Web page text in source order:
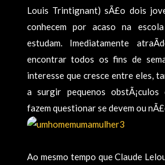
Louis Trintignant) sÃ£o dois
conhecem por acaso na
estudam. Imediatamente
encontrar todos os fins de
interesse que cresce entre eles,
a surgir pequenos
fazem questionar se devem ou
Ao mesmo tempo que Claude